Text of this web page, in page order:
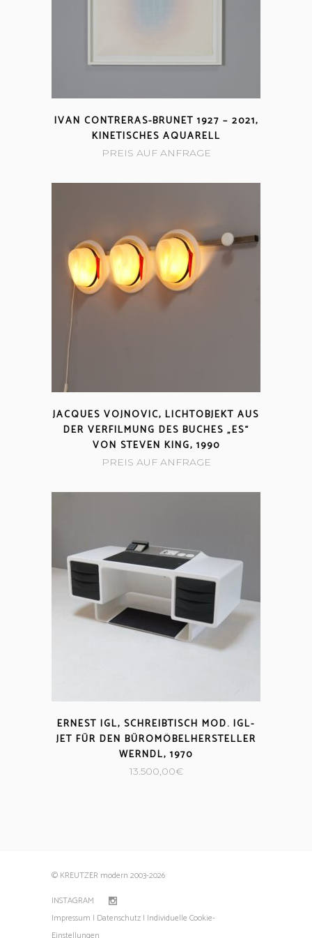
IVAN CONTRERAS-BRUNET 1927 – 2021,
KINETISCHES AQUARELL
PREIS AUF ANFRAGE
JACQUES VOJNOVIC, LICHTOBJEKT AUS
DER VERFILMUNG DES BUCHES „ES“
VON STEVEN KING, 1990
PREIS AUF ANFRAGE
ERNEST IGL, SCHREIBTISCH MOD. IGL-
JET FÜR DEN BÜROMÖBELHERSTELLER
WERNDL, 1970
13.500,00€
© KREUTZER modern 2003-2026
INSTAGRAM
Impressum | Datenschutz | Individuelle Cookie-
Einstellungen